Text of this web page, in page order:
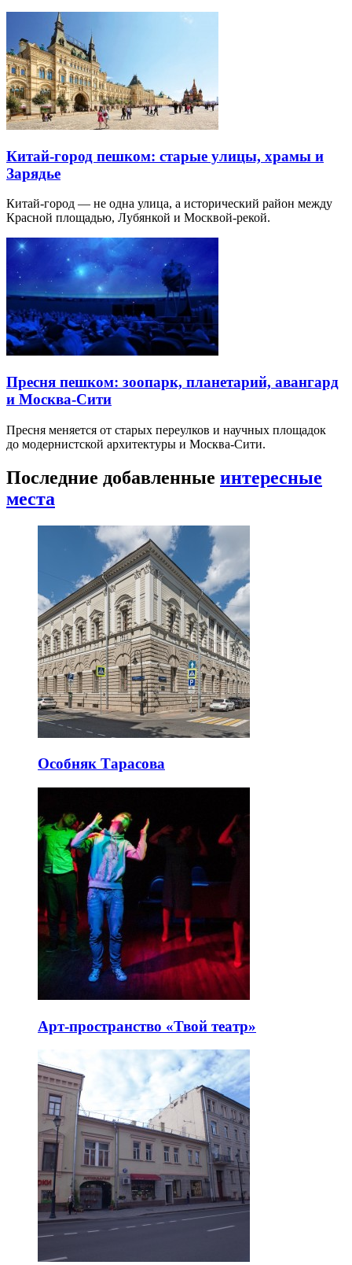
Китай-город пешком: старые улицы, храмы и
Зарядье
Китай-город — не одна улица, а исторический район между
Красной площадью, Лубянкой и Москвой-рекой.
Пресня пешком: зоопарк, планетарий, авангард
и Москва-Сити
Пресня меняется от старых переулков и научных площадок
до модернистской архитектуры и Москва-Сити.
Последние добавленные интересные
места
Особняк Тарасова
Арт-пространство «Твой театр»